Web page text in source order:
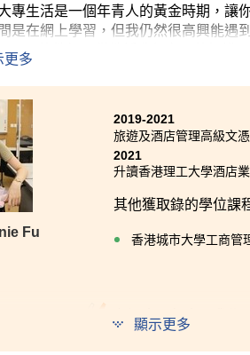
專生活是一個年青人的黃金時期，讓
是在網上學習，但我仍然很高興能遇
的教師不僅教授我們有用的知
疫情，我們的實習時間比往年要短，但
HPSHCC的大專生活是不容易的，但
力學習，夢想遠大！
多
Fu
2019-2021
旅遊及酒店管理高級文憑
2021
升讀香港理工大學酒店
其他獲取錄的學位課
香港城市大學工商管
在過去兩年中，我
用了網上教學，但
顯示更多